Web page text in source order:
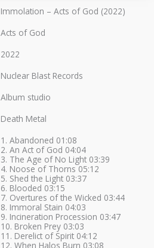
Immolation – Acts of God (2022)
Acts of God
2022
Nuclear Blast Records
Album studio
Death Metal
1. Abandoned 01:08
2. An Act of God 04:04
3. The Age of No Light 03:39
4. Noose of Thorns 05:12
5. Shed the Light 03:37
6. Blooded 03:15
7. Overtures of the Wicked 03:44
8. Immoral Stain 04:03
9. Incineration Procession 03:47
10. Broken Prey 03:03
11. Derelict of Spirit 04:12
12. When Halos Burn 03:08